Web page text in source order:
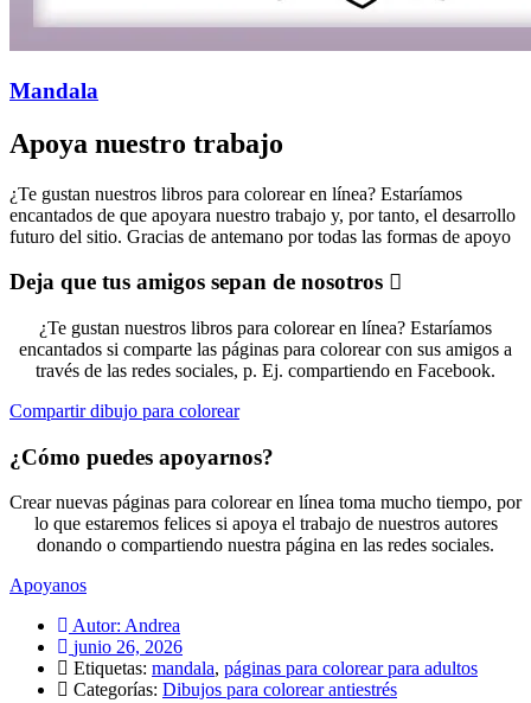
Mandala
Apoya nuestro trabajo
¿Te gustan nuestros libros para colorear en línea? Estaríamos
encantados de que apoyara nuestro trabajo y, por tanto, el desarrollo
futuro del sitio. Gracias de antemano por todas las formas de apoyo
Deja que tus amigos sepan de nosotros
¿Te gustan nuestros libros para colorear en línea? Estaríamos
encantados si comparte las páginas para colorear con sus amigos a
través de las redes sociales, p. Ej. compartiendo en Facebook.
Compartir dibujo para colorear
¿Cómo puedes apoyarnos?
Crear nuevas páginas para colorear en línea toma mucho tiempo, por
lo que estaremos felices si apoya el trabajo de nuestros autores
donando o compartiendo nuestra página en las redes sociales.
Apoyanos
Autor: Andrea
junio 26, 2026
Etiquetas: mandala, páginas para colorear para adultos
Categorías: Dibujos para colorear antiestrés